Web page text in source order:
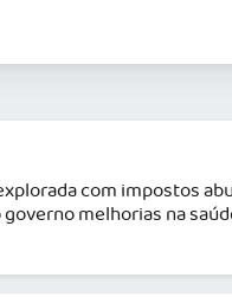
com impostos
melhorias na